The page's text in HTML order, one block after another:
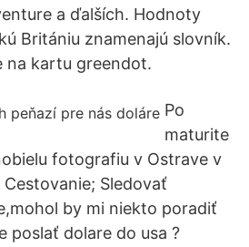
a ďalších. Hodnoty
Britániu znamenajú slovník.
na kartu greendot.
Po
maturite
fotografiu v Ostrave v
Sledovať
by mi niekto poradiť
poslať dolare do usa ?